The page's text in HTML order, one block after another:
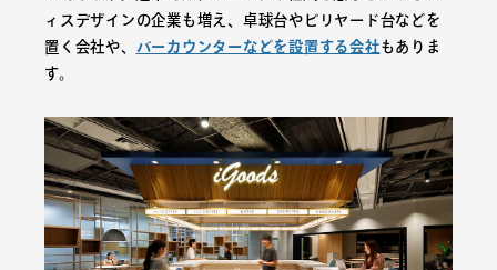
ィスデザインの企業も増え、卓球台やビリヤード台などを
置く会社や、 バーカウンターなどを設置する会社もありま
す。